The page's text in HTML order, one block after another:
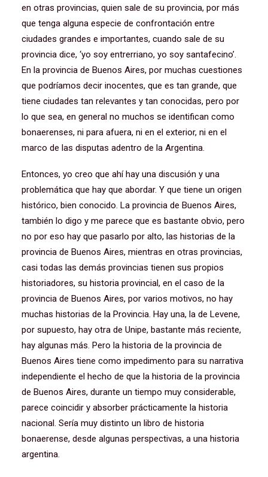
en otras provincias, quien sale de su provincia, por más
que tenga alguna especie de confrontación entre
ciudades grandes e importantes, cuando sale de su
provincia dice, ‘yo soy entrerriano, yo soy santafecino’.
En la provincia de Buenos Aires, por muchas cuestiones
que podríamos decir inocentes, que es tan grande, que
tiene ciudades tan relevantes y tan conocidas, pero por
lo que sea, en general no muchos se identifican como
bonaerenses, ni para afuera, ni en el exterior, ni en el
marco de las disputas adentro de la Argentina.
Entonces, yo creo que ahí hay una discusión y una
problemática que hay que abordar. Y que tiene un origen
histórico, bien conocido. La provincia de Buenos Aires,
también lo digo y me parece que es bastante obvio, pero
no por eso hay que pasarlo por alto, las historias de la
provincia de Buenos Aires, mientras en otras provincias,
casi todas las demás provincias tienen sus propios
historiadores, su historia provincial, en el caso de la
provincia de Buenos Aires, por varios motivos, no hay
muchas historias de la Provincia. Hay una, la de Levene,
por supuesto, hay otra de Unipe, bastante más reciente,
hay algunas más. Pero la historia de la provincia de
Buenos Aires tiene como impedimento para su narrativa
independiente el hecho de que la historia de la provincia
de Buenos Aires, durante un tiempo muy considerable,
parece coincidir y absorber prácticamente la historia
nacional. Sería muy distinto un libro de historia
bonaerense, desde algunas perspectivas, a una historia
argentina.